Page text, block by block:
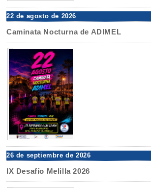
22 de agosto de 2026
Caminata Nocturna de ADIMEL
26 de septiembre de 2026
IX Desafío Melilla 2026